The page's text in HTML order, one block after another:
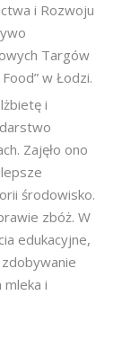
i Rozwoju
Targów
w Łodzi.
i
Zajęło ono
środowisko.
zbóż. W
edukacyjne,
zdobywanie
i